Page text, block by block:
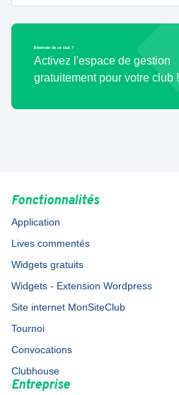
Bénévole de ce club ?
Activez l'espace de gestion
gratuitement pour votre club !
Fonctionnalités
Application
Lives commentés
Widgets gratuits
Widgets - Extension Wordpress
Site internet MonSiteClub
Tournoi
Convocations
Clubhouse
Entreprise